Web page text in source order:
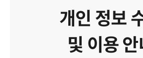
개인 정보
및 이용